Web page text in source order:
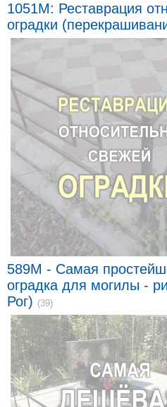
1051M: Реставрация
оградки
589M - Самая
оградка для могилы -
Рог) (39)